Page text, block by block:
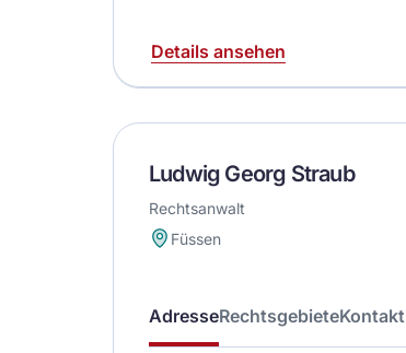
Details ansehen
Ludwig Georg Straub
Rechtsanwalt
Füssen
AdresseRechtsgebieteKontakt